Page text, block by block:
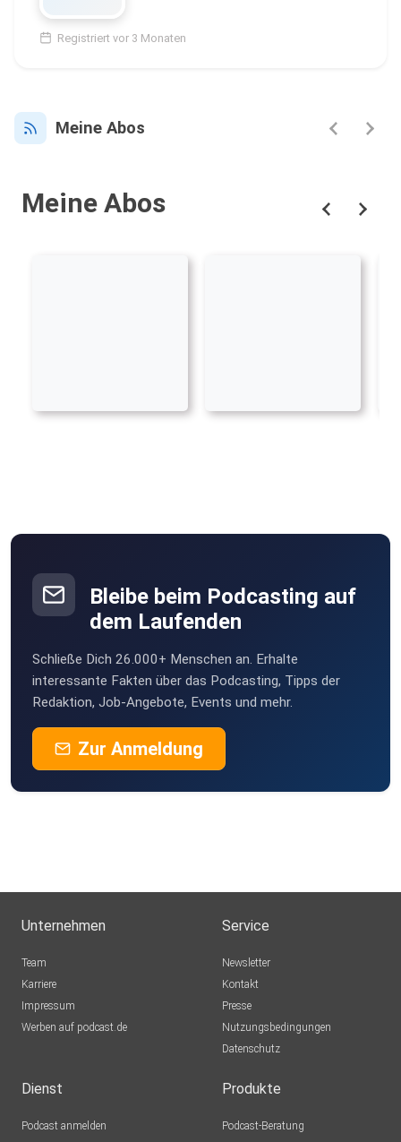
Registriert vor 3 Monaten
Meine Abos
Meine Abos
Bleibe beim Podcasting auf
dem Laufenden
Schließe Dich 26.000+ Menschen an. Erhalte
interessante Fakten über das Podcasting, Tipps der
Redaktion, Job-Angebote, Events und mehr.
Zur Anmeldung
Unternehmen
Team
Karriere
Impressum
Werben auf podcast.de
Service
Newsletter
Kontakt
Presse
Nutzungsbedingungen
Datenschutz
Dienst
Podcast anmelden
Produkte
Podcast-Beratung